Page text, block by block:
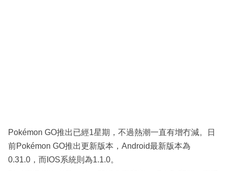
區
Pokémon GO推出已經1星期，不過熱潮一直有增冇減。日
前Pokémon GO推出更新版本，Android最新版本為
0.31.0，而IOS系統則為1.1.0。